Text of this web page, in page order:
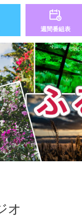
週間番組表
オ